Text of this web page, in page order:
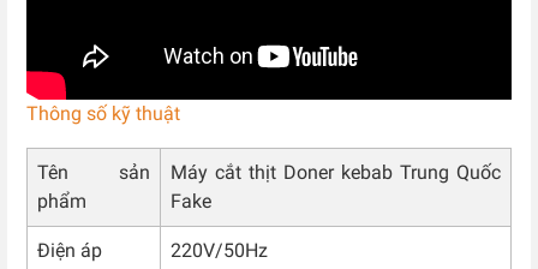
Thông số kỹ thuật
Tên sản
phẩm
Máy cắt thịt Doner kebab Trung Quốc
Fake
Điện áp 220V/50Hz